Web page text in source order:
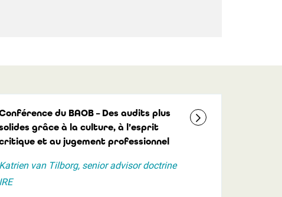
du BAOB – Des audits plus
grâce à la culture, à l’esprit
et au jugement professionnel
Katrien van Tilborg, senior advisor doctrine
IRE